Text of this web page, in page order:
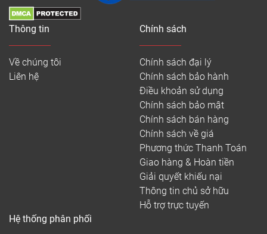
Thông tin
Về chúng tôi
Liên hệ
Chính sách
Chính sách đại lý
Chính sách bảo hành
Điều khoản sử dụng
Chính sách bảo mật
Chính sách bán hàng
Chính sách về giá
Phương thức Thanh Toán
Giao hàng & Hoàn tiền
Giải quyết khiếu nại
Thông tin chủ sở hữu
Hỗ trợ trực tuyến
Hệ thống phân phối